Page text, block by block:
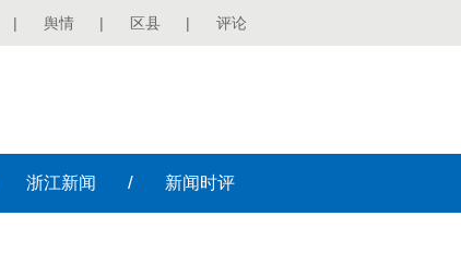
| 舆情 | 区县 | 评论
浙江新闻 / 新闻时评